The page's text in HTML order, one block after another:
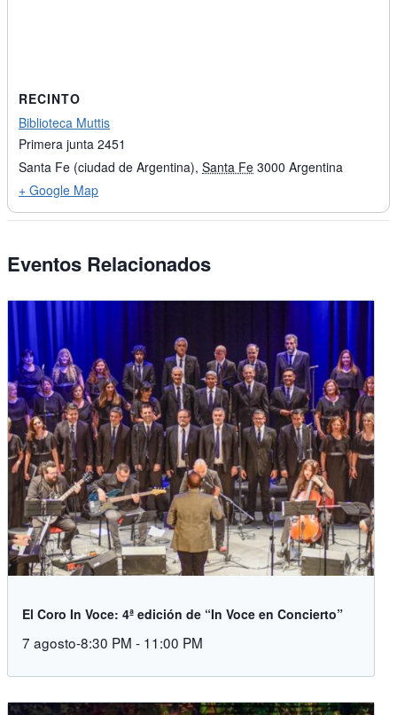
RECINTO
Biblioteca Muttis
Primera junta 2451
Santa Fe (ciudad de Argentina), Santa Fe 3000 Argentina
+ Google Map
Eventos Relacionados
El Coro In Voce: 4ª edición de “In Voce en Concierto”
7 agosto-8:30 PM - 11:00 PM